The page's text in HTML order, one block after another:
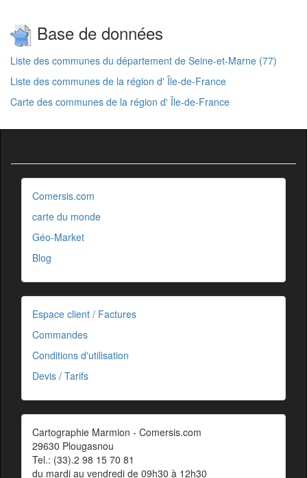
Base de données
Liste des communes du département de Seine-et-Marne (77)
Liste des communes de la région d' Île-de-France
Carte des communes de la région d' Île-de-France
Comersis.com
carte du monde
Géo-Market
Blog
Espace client / Factures
Commandes
Conditions d'utilisation
Devis / Tarifs
Cartographie Marmion - Comersis.com
29630 Plougasnou
Tel.: (33).2 98 15 70 81
du mardi au vendredi de 09h30 à 12h30